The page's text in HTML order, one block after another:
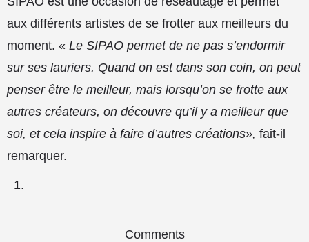
aux différents artistes de se frotter aux meilleurs du
moment. « Le SIPAO permet de ne pas s’endormir
sur ses lauriers. Quand on est dans son coin, on peut
penser être le meilleur, mais lorsqu’on se frotte aux
autres créateurs, on découvre qu’il y a meilleur que
soi, et cela inspire à faire d’autres créations», fait-il
remarquer.
Comments